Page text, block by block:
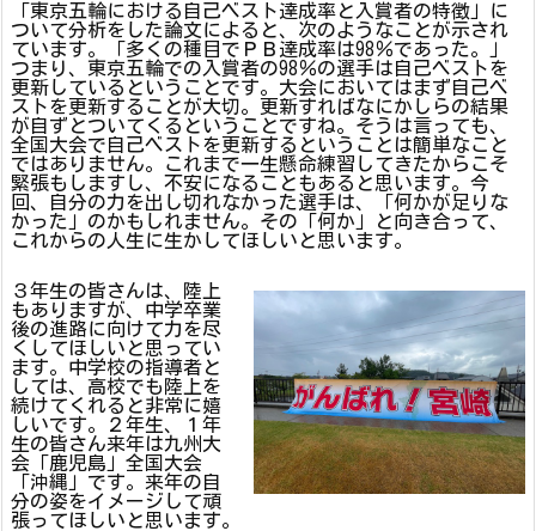
「東京五輪における自己ベスト達成率と入賞者の特徴」に
ついて分析をした論文によると、次のようなことが示され
ています。「多くの種目でＰＢ達成率は98％であった。」
つまり、東京五輪での入賞者の98％の選手は自己ベストを
更新しているということです。大会においてはまず自己ベ
ストを更新することが大切。更新すればなにかしらの結果
が自ずとついてくるということですね。そうは言っても、
全国大会で自己ベストを更新するということは簡単なこと
ではありません。これまで一生懸命練習してきたからこそ
緊張もしますし、不安になることもあると思います。今
回、自分の力を出し切れなかった選手は、「何かが足りな
かった」のかもしれません。その「何か」と向き合って、
これからの人生に生かしてほしいと思います。
３年生の皆さんは、陸上
もありますが、中学卒業
後の進路に向けて力を尽
くしてほしいと思ってい
ます。中学校の指導者と
しては、高校でも陸上を
続けてくれると非常に嬉
しいです。２年生、１年
生の皆さん来年は九州大
会「鹿児島」全国大会
「沖縄」です。来年の自
分の姿をイメージして頑
張ってほしいと思います。